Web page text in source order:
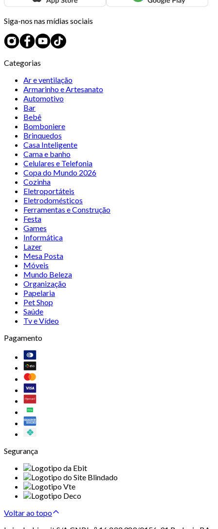
Siga-nos nas mídias sociais
Categorias
Ar e ventilação
Armarinho e Artesanato
Automotivo
Bar
Bebê
Bomboniere
Brinquedos
Casa Inteligente
Cama e banho
Celulares e Telefonia
Copa do Mundo 2026
Cozinha
Eletroportáteis
Eletrodomésticos
Ferramentas e Construção
Festa
Games
Informática
Lazer
Mesa Posta
Móveis
Mundo Beleza
Organização
Papelaria
Pet Shop
Saúde
Tv e Vídeo
Pagamento
Segurança
Voltar ao topo